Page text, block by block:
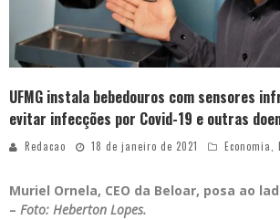
UFMG instala bebedouros com sensores
evitar infecções por Covid-19 e outras
Redacao 18 de janeiro de 2021 Economia,
Muriel Ornela, CEO da Beloar, posa ao
– Foto: Heberton Lopes.